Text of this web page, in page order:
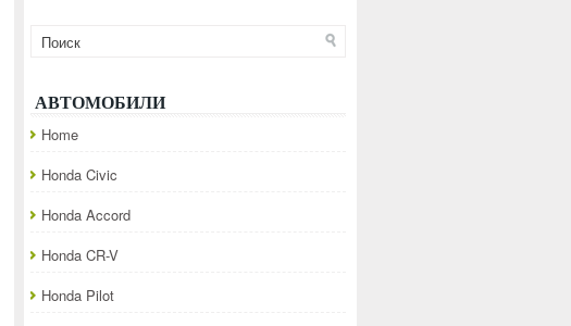
АВТОМОБИЛИ
Home
Honda Civic
Honda Accord
Honda CR-V
Honda Pilot